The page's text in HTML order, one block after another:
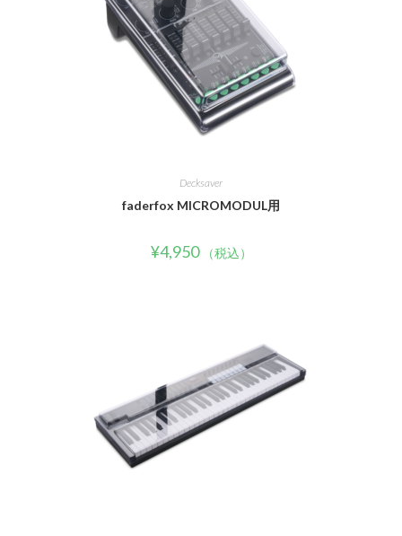
Decksaver
faderfox MICROMODUL用
¥4,950 （税込）